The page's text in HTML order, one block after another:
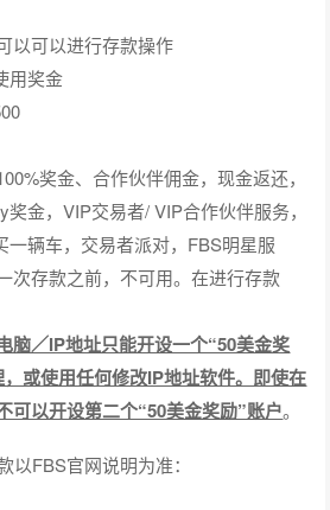
以可以进行存款操作
用奖金
奖金、合作伙伴佣金，现金返还，
金，VIP交易者/ VIP合作伙伴服务，
一辆车，交易者派对，FBS明星服
次存款之前，不可用。在进行存款
脑／IP地址只能开设一个“50美金奖
或使用任何修改IP地址软件。即使在
可以开设第二个“50美金奖励”账户。
以FBS官网说明为准：